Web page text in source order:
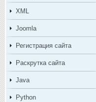
XML
Joomla
Регистрация сайта
Раскрутка сайта
Java
Python